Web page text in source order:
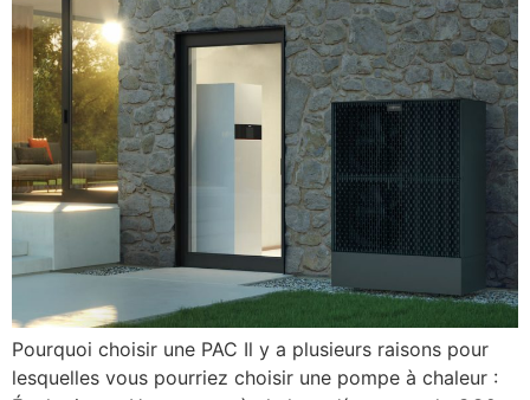
Pourquoi choisir une PAC Il y a plusieurs raisons pour
lesquelles vous pourriez choisir une pompe à chaleur :